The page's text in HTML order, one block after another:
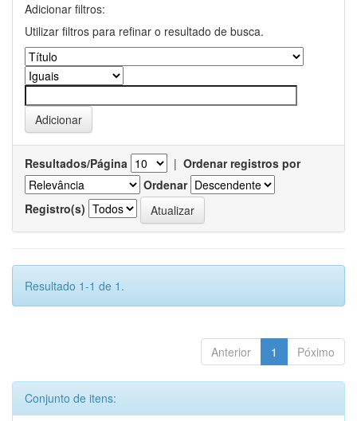
Adicionar filtros:
Utilizar filtros para refinar o resultado de busca.
Resultados/Página | Ordenar registros por
Ordenar
Registro(s)
Resultado 1-1 de 1.
Anterior 1 Póximo
Conjunto de itens: